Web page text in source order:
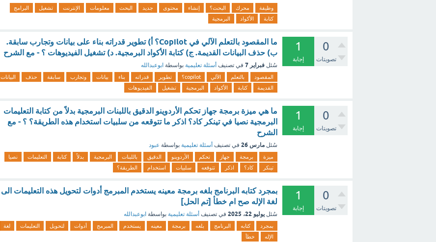
وظيفة محرك البحث؟ إنشاء محتوى جديد البحث معلومات الإنترنت تشغيل
البرامج
كتابة
الأكواد البرمجية
0
تصويتات
1
إجابة
ما المقصود بالتعلم الآلي في Copilot؟ أ) تطوير قدراته بناء على بيانات وتجارب سابقة.
ب) حذف البيانات القديمة. ج) كتابة الأكواد البرمجية. د) تشغيل الفيديوهات ؟ - مع الشرح
سُئل فبراير 7 في تصنيف أسئلة تعليمية بواسطة ابوعبدالله
المقصود بالتعلم الآلي copilot؟ تطوير قدراته بناء بيانات وتجارب سابقة حذف
البيانات
القديمة
كتابة الأكواد البرمجية تشغيل الفيديوهات
0
تصويتات
1
إجابة
ما هي ميزة برمجة جهاز تحكم الأردوينو الدقيق باللبنات البرمجية بدلاً من كتابة التعليمات
البرمجية نصيا في تينكر كاد؟ اذكر ما تتوقعه من سلبيات استخدام هذه الطريقة؟ ؟ - مع
الشرح
سُئل مارس 26 في تصنيف أسئلة تعليمية بواسطة عبود
ميزة برمجة جهاز تحكم الأردوينو الدقيق باللبنات البرمجية بدلاً كتابة التعليمات
نصيا
تينكر
كاد؟ اذكر تتوقعه سلبيات استخدام الطريقة؟
0
تصويتات
1
إجابة
بمجرد كتابه البرنامج بلغه برمجة معينه يستخدم المبرمج أدوات لتحويل هذه التعليمات الى
لغة الإله صح ام خطأ [تم الحل]
سُئل يوليو 22، 2025 في تصنيف أسئلة تعليمية بواسطة ابوعبدالله
بمجرد كتابه البرنامج بلغه برمجة معينه يستخدم المبرمج أدوات لتحويل التعليمات
لغة
الإله
خطأ